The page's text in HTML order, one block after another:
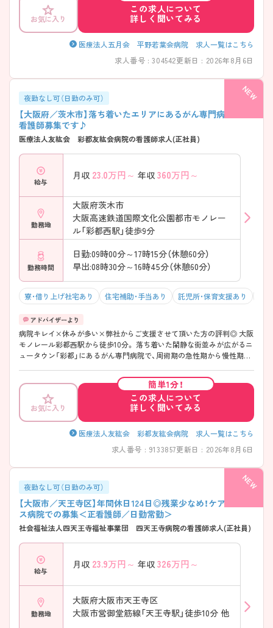
徒歩2分に託児所もあります。
お気に入り
この求人について
詳しく聞いてみる
医療法人五月会 平野若葉会病院 求人一覧はこちら
求人番号 : 304542更新日 : 2026年8月6日
夜勤なし可（日勤のみ可）
【大阪府／茨木市】落ち着いたエリアにあるがん専門病院での
看護師募集です♪
医療法人友紘会 彩都友紘会病院の看護師求人(正社員)
給与
月収 23.0万円～ 年収 360万円～
勤務地
大阪府茨木市
大阪高速鉄道国際文化公園都市モノレー
ル「彩都西駅」徒歩9分
勤務時間
日勤:09時00分～17時15分（休憩60分）
早出:08時30分～16時45分（休憩60分）
寮・借り上げ社宅あり 住宅補助・手当あり 託児所・保育支援あり
病院キレイ×休みが多い×弊社からご支援させて頂いた方の評判◎ 大阪
モノレール彩都西駅から徒歩10分。 落ち着いた閑静な街並みが広がるニ
ュータウン「彩都」にあるがん専門病院で、周術期の急性期から慢性期、
温熱治療、手術療法などを行っており、認定取得支援なども幅広くがん看
護に携われます。また、他職種との連携にも力を入れており、より専門性
の高いがん看護を学ぶことができます。 残業が少なめなので、プライベ
ートとの両立もかなえられます♪ 24時間の院内保育園や職員寮など福
利厚生が充実しており、それぞれのライフステージに合わせて仕事に専
念できる環境づくりにも取り組んでいます！
お気に入り
簡単1分！
この求人について
詳しく聞いてみる
医療法人友紘会 彩都友紘会病院 求人一覧はこちら
求人番号 : 9133857更新日 : 2026年8月6日
夜勤なし可（日勤のみ可）
【大阪市／天王寺区】年間休日124日◎残業少なめ！ケアミック
ス病院での募集＜正看護師／日勤常勤＞
社会福祉法人四天王寺福祉事業団 四天王寺病院の看護師求人(正社員)
給与
月収 23.9万円～ 年収 326万円～
勤務地
大阪府大阪市天王寺区
大阪市営御堂筋線「天王寺駅」徒歩10分 他